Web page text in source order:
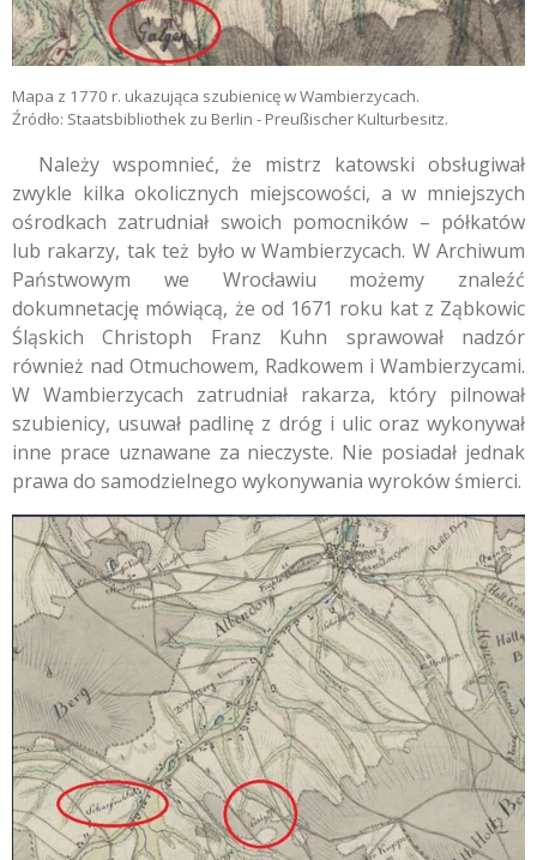
Mapa z 1770 r. ukazująca szubienicę w Wambierzycach.
Źródło: Staatsbibliothek zu Berlin - Preußischer Kulturbesitz.
Należy wspomnieć, że mistrz katowski obsługiwał
zwykle kilka okolicznych miejscowości, a w mniejszych
ośrodkach zatrudniał swoich pomocników – półkatów
lub rakarzy, tak też było w Wambierzycach. W Archiwum
Państwowym we Wrocławiu możemy znaleźć
dokumnetację mówiącą, że od 1671 roku kat z Ząbkowic
Śląskich Christoph Franz Kuhn sprawował nadzór
również nad Otmuchowem, Radkowem i Wambierzycami.
W Wambierzycach zatrudniał rakarza, który pilnował
szubienicy, usuwał padlinę z dróg i ulic oraz wykonywał
inne prace uznawane za nieczyste. Nie posiadał jednak
prawa do samodzielnego wykonywania wyroków śmierci.